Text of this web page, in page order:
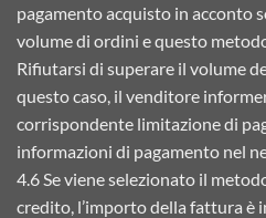
pagamento acquisto in acconto
volume di ordini e questo
Rifiutarsi di superare il volume
questo caso, il venditore
corrispondente limitazione di
informazioni di pagamento nel
4.6 Se viene selezionato il
credito, l’importo della fattura è